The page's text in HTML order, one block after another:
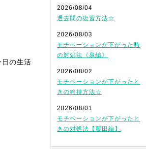
日の生活
2026/08/04
過去問の復習方法☆
2026/08/03
モチベーションが下がった時
の対処法《泉編》
2026/08/02
モチベーションが下がったと
きの維持方法☆
2026/08/01
モチベーションが下がったと
きの対処法【藤田編】